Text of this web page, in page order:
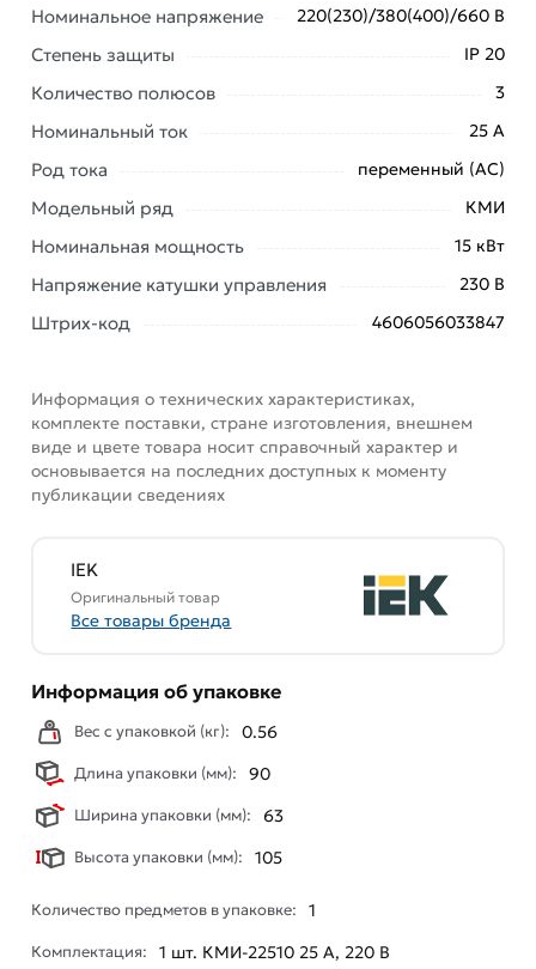
соответствует всем стандартам качества. Возврат
обязательно).
Номинальное напряжение 220(230)/380(400)/660 В
Степень защиты IP 20
Количество полюсов 3
Номинальный ток 25 А
Род тока переменный (AC)
Модельный ряд КМИ
Номинальная мощность 15 кВт
Напряжение катушки управления 230 В
Штрих-код 4606056033847
Информация о технических характеристиках,
комплекте поставки, стране изготовления, внешнем
виде и цвете товара носит справочный характер и
основывается на последних доступных к моменту
публикации сведениях
IEK
Оригинальный товар
Все товары бренда
Информация об упаковке
Вес с упаковкой (кг): 0.56
Длина упаковки (мм): 90
Ширина упаковки (мм): 63
Высота упаковки (мм): 105
Количество предметов в упаковке: 1
Комплектация: 1 шт. КМИ-22510 25 А, 220 В